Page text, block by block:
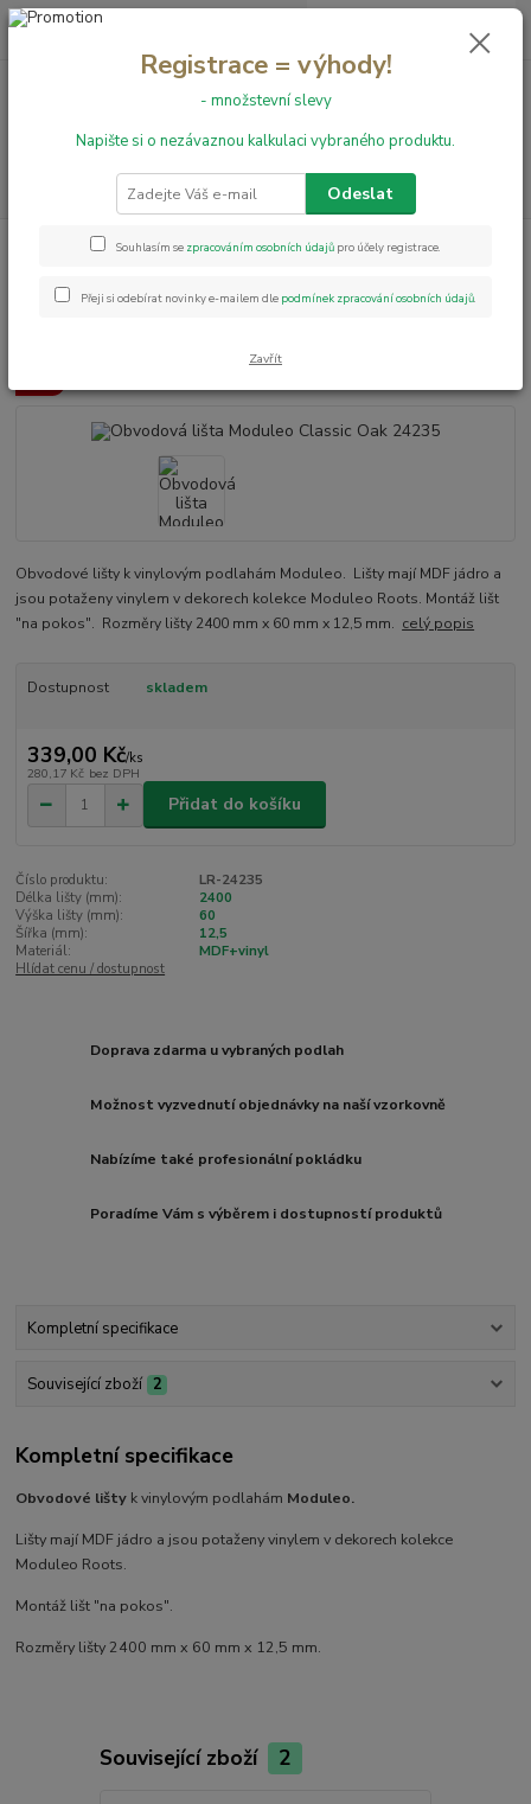
+420 731 199 591 0,00 Kč
Obvodové lišty Obvodová lišta Moduleo Classic Oak 24235
Obvodová lišta Moduleo Classic
Obvodové lišty k vinylovým podlahám Moduleo. Lišty mají MDF jádro a
jsou potaženy vinylem v dekorech kolekce Moduleo Roots. Montáž lišt
"na pokos". Rozměry lišty 2400 mm x 60 mm x 12,5 mm. celý popis
Dostupnost skladem
339,00 Kč/ks
280,17 Kč bez DPH
Přidat do košíku
Číslo produktu:
LR-24235
Délka lišty (mm):
2400
Výška lišty (mm):
60
Šířka (mm):
12,5
Materiál:
MDF+vinyl
Hlídat cenu / dostupnost
Doprava zdarma u vybraných podlah
Možnost vyzvednutí objednávky na naší vzorkovně
Nabízíme také profesionální pokládku
Poradíme Vám s výběrem i dostupností produktů
Kompletní specifikace
Související zboží 2
Kompletní specifikace
Obvodové lišty k vinylovým podlahám Moduleo.
Lišty mají MDF jádro a jsou potaženy vinylem v dekorech kolekce
Moduleo Roots.
Montáž lišt "na pokos".
Rozměry lišty 2400 mm x 60 mm x 12,5 mm.
Související zboží 2
Registrace = výhody!
- množstevní slevy
Napište si o nezávaznou kalkulaci vybraného produktu.
Odeslat
Souhlasím se zpracováním osobních údajů pro účely registrace.
Přeji si odebírat novinky e-mailem dle podmínek zpracování osobních údajů.
Zavřít